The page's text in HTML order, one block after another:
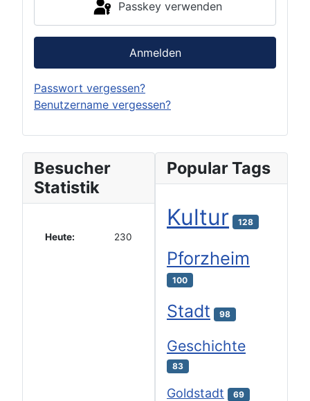
Passkey verwenden
Anmelden
Passwort vergessen?
Benutzername vergessen?
Besucher
Statistik
Heute: 230
Popular Tags
Kultur 128
Pforzheim
100
Stadt 98
Geschichte
83
Goldstadt 69